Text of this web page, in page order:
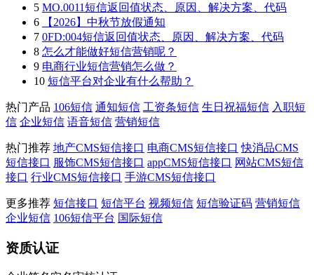
5 MO.0011短信返回值状态、原因、解决方案、代码
6
【2026】中秋节放假通知
7 0FD:004短信返回值状态、原因、解决方案、代码
8 怎么才能做好短信营销呢？
9 电商行业短信营销怎么做？
10 短信平台对企业有什么帮助？
热门产品 106短信 通知短信 工资条短信 生日祝福短信 入职短
信 企业短信 语音短信 营销短信
热门推荐 地产CMS短信接口 电商CMS短信接口 快消品CMS
短信接口 服饰CMS短信接口 appCMS短信接口 网站CMS短信
接口 行业CMS短信接口 手游CMS短信接口
更多推荐 短信接口 短信平台 视频短信 短信验证码 营销短信
企业短信 106短信平台 国际短信
资质认证